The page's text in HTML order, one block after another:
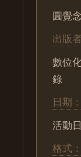
圓覺
出版
數位
錄
日期：
活動
格式：